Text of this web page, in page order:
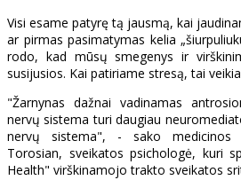
Visi esame patyrę tą jausmą, kai
ar pirmas pasimatymas kelia
rodo, kad mūsų smegenys ir
susijusios. Kai patiriame stresą, tai
"Žarnynas dažnai vadinamas
nervų sistema turi daugiau
nervų sistema", - sako medicinos
Torosian, sveikatos psichologė, kuri
Health" virškinamojo trakto sveikatos